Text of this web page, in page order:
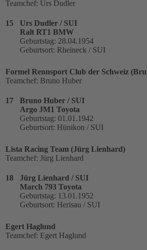
Teamchef: Urs Dudler
15
Urs Dudler / SUI
Ralt RT1 BMW
Geburtstag: 28.04.1954
Geburtsort: Rheineck / SUI
Formel Rennsport Club der Schweiz
Teamchef: Bruno Huber
17
Bruno Huber / SUI
Argo JM1 Toyota
Geburtstag: 01.01.1942
Geburtsort: Hünikon / SUI
Lista Racing Team (Jürg Lienhard)
Teamchef: Jürg Lienhard
18
Jürg Lienhard / SUI
March 793 Toyota
Geburtstag: 13.01.1952
Geburtsort: Herisau / SUI
Egert Haglund
Teamchef: Egert Haglund